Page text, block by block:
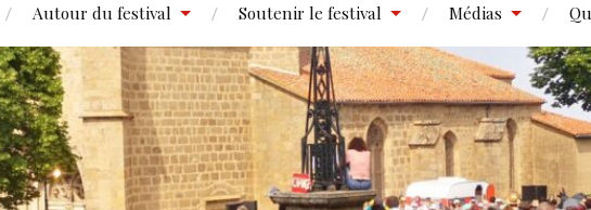
Autour du festival Soutenir le festival Médias